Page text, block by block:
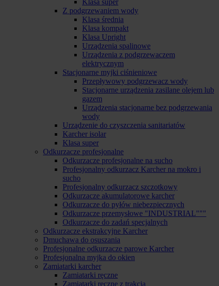
Klasa super
Z podgrzewaniem wody
Klasa średnia
Klasa kompakt
Klasa Upright
Urządzenia spalinowe
Urządzenia z podgrzewaczem
elektrycznym
Stacjonarne myjki ciśnieniowe
Przepływowy podgrzewacz wody
Stacjonarne urządzenia zasilane olejem lub
gazem
Urządzenia stacjonarne bez podgrzewania
wody
Urządzenie do czyszczenia sanitariatów
Karcher isolar
Klasa super
Odkurzacze profesjonalne
Odkurzacze profesjonalne na sucho
Profesjonalny odkurzacz Karcher na mokro i
sucho
Profesjonalny odkurzacz szczotkowy
Odkurzacze akumulatorowe karcher
Odkurzacze do pyłów niebezpiecznych
Odkurzacze przemysłowe "INDUSTRIAL"""
Odkurzacze do zadań specjalnych
Odkurzacze ekstrakcyjne Karcher
Dmuchawa do osuszania
Profesjonalne odkurzacze parowe Karcher
Profesjonalna myjka do okien
Zamiatarki karcher
Zamiatarki ręczne
Zamiatarki ręczne z trakcją